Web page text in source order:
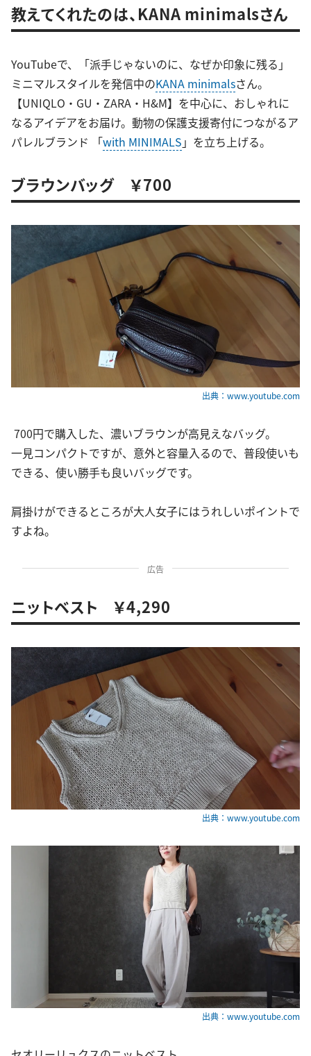
教えてくれたのは、KANA minimalsさん
YouTubeで、「派手じゃないのに、なぜか印象に残る」
ミニマルスタイルを発信中のKANA minimalsさん。
【UNIQLO・GU・ZARA・H&M】を中心に、おしゃれに
なるアイデアをお届け。動物の保護支援寄付につながるア
パレルブランド 「with MINIMALS 」を立ち上げる。
ブラウンバッグ ￥700
出典：www.youtube.com
700円で購入した、濃いブラウンが高見えなバッグ。
一見コンパクトですが、意外と容量入るので、普段使いも
できる、使い勝手も良いバッグです。
肩掛けができるところが大人女子にはうれしいポイントで
すよね。
広告
ニットベスト ￥4,290
出典：www.youtube.com
出典：www.youtube.com